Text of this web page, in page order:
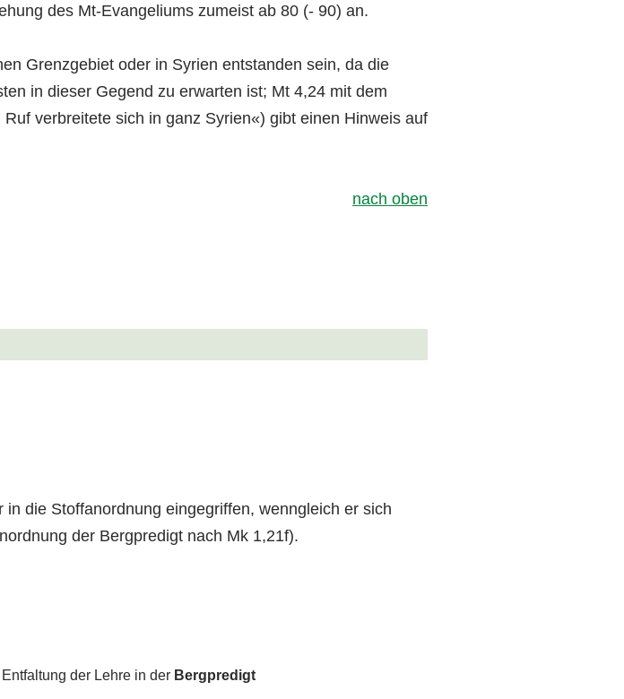
des Mt-Evangeliums zumeist ab 80 (- 90) an.
Grenzgebiet oder in Syrien entstanden sein, da die
in dieser Gegend zu erwarten ist; Mt 4,24 mit dem
verbreitete sich in ganz Syrien«) gibt einen Hinweis auf
nach oben
die Stoffanordnung eingegriffen, wenngleich er sich
der Bergpredigt nach Mk 1,21f).
der Lehre in der Bergpredigt